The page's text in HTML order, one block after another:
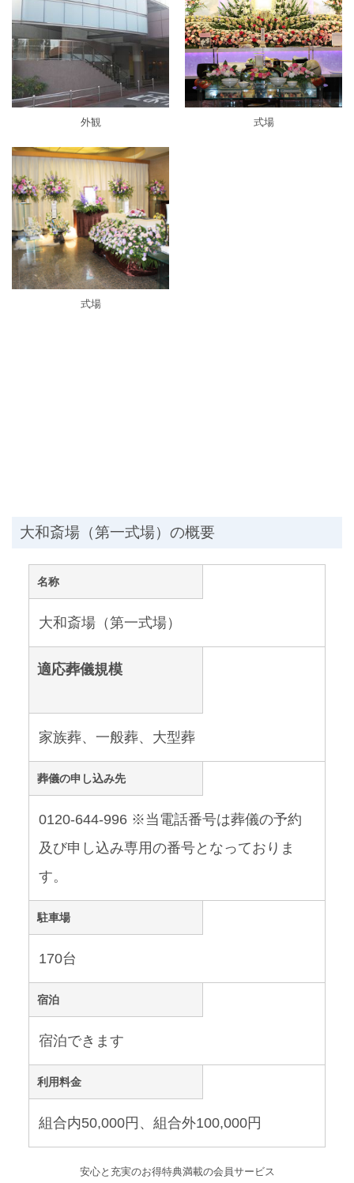
外観 式場
式場
大和斎場（第一式場）の概要
名称
大和斎場（第一式場）
適応葬儀規模
家族葬、一般葬、大型葬
葬儀の申し込み先
0120-644-996 ※当電話番号は葬儀の予約
及び申し込み専用の番号となっておりま
す。
駐車場
170台
宿泊
宿泊できます
利用料金
組合内50,000円、組合外100,000円
安心と充実のお得特典満載の会員サービス